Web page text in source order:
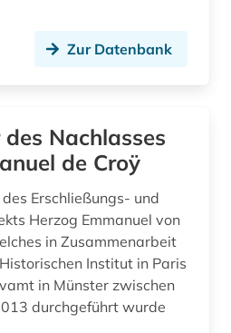
geschichte &lt;1530-1600&gt; (1)
geschichte 1500-2014 (1)
geschichte 1600 - 2000 (1)
geschichte 1600-1700 (2)
Zur Datenbank
Nachlasses
de Croÿ
Erschließungs- und
Herzog Emmanuel von
in Zusammenarbeit
Institut in Paris
in Münster zwischen
durchgeführt wurde